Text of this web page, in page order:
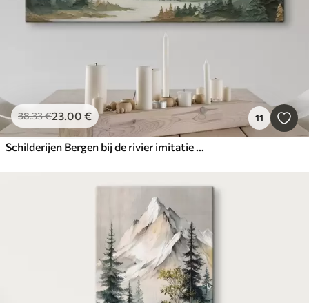
38.33€23.00 € 11
Schilderijen Bergen bij de rivier imitatie van penseelstreken